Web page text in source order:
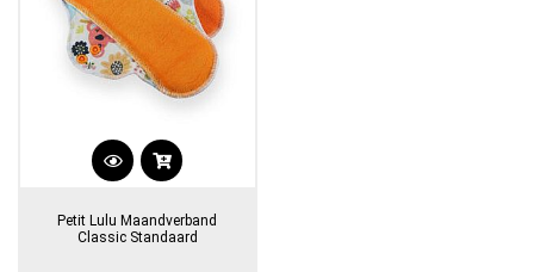
Dit
heeft
Petit Lulu Maandverband
Classic Standaard